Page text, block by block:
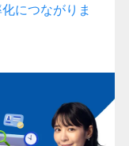
につながりま